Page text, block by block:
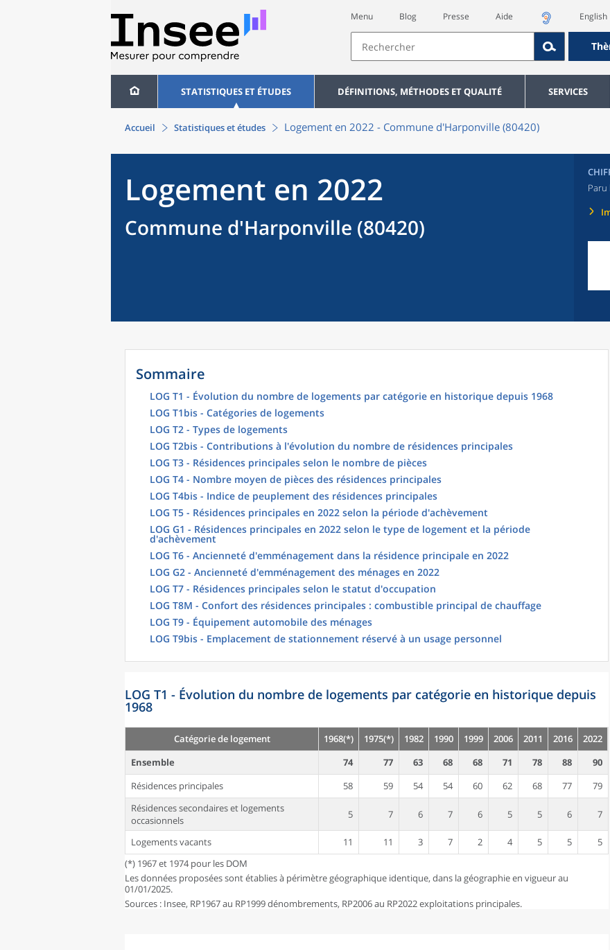
Menu Blog Presse Aide English
STATISTIQUES ET ÉTUDES DÉFINITIONS, MÉTHODES ET QUALITÉ SERVICES
Accueil Statistiques et études Logement en 2022 - Commune d'Harponville (80420)
Logement en 2022
Commune d'Harponville (80420)
Paru
Sommaire
LOG T1 - Évolution du nombre de logements par catégorie en historique depuis 1968
LOG T1bis - Catégories de logements
LOG T2 - Types de logements
LOG T2bis - Contributions à l'évolution du nombre de résidences principales
LOG T3 - Résidences principales selon le nombre de pièces
LOG T4 - Nombre moyen de pièces des résidences principales
LOG T4bis - Indice de peuplement des résidences principales
LOG T5 - Résidences principales en 2022 selon la période d'achèvement
LOG G1 - Résidences principales en 2022 selon le type de logement et la période
d'achèvement
LOG T6 - Ancienneté d'emménagement dans la résidence principale en 2022
LOG G2 - Ancienneté d'emménagement des ménages en 2022
LOG T7 - Résidences principales selon le statut d'occupation
LOG T8M - Confort des résidences principales : combustible principal de chauffage
LOG T9 - Équipement automobile des ménages
LOG T9bis - Emplacement de stationnement réservé à un usage personnel
LOG T1 - Évolution du nombre de logements par catégorie en historique depuis
1968
Catégorie de logement 1968(*) 1975(*) 1982 1990 1999 2006 2011 2016
2022
Ensemble
74 77 63 68 68 71 78 88
90
Résidences principales
58 59 54 54 60 62 68 77
79
Résidences secondaires et logements
occasionnels
5 7 6 7 6 5 5 6 7
Logements vacants 11 11 3 7 2 4 5 5
5
(*) 1967 et 1974 pour les DOM
Les données proposées sont établies à périmètre géographique identique, dans la géographie en vigueur au
01/01/2025.
Sources : Insee, RP1967 au RP1999 dénombrements, RP2006 au RP2022 exploitations principales.